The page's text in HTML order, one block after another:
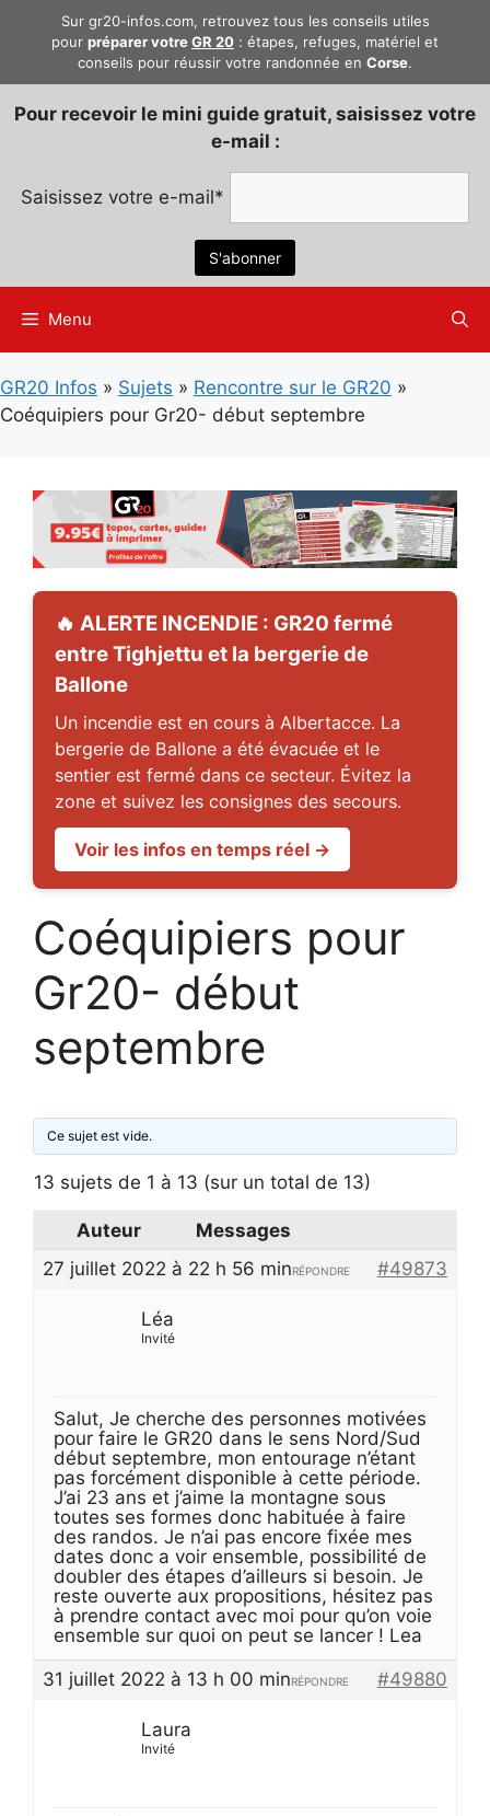
Sur gr20-infos.com, retrouvez tous les conseils utiles
pour préparer votreGR 20 : étapes, refuges, matériel et
conseils pour réussir votre randonnée en Corse.
Pour recevoir le mini guide gratuit, saisissez votre
e-mail :
Saisissez votre e-mail*
Menu
GR20 Infos » Sujets » Rencontre sur le GR20 »
Coéquipiers pour Gr20- début septembre
🔥 ALERTE INCENDIE : GR20 fermé
entre Tighjettu et la bergerie de
Ballone
Un incendie est en cours à Albertacce. La
bergerie de Ballone a été évacuée et le
sentier est fermé dans ce secteur. Évitez la
zone et suivez les consignes des secours.
Voir les infos en temps réel →
Coéquipiers pour
Gr20- début
septembre
Ce sujet est vide.
13 sujets de 1 à 13 (sur un total de 13)
Auteur
Messages
27 juillet 2022 à 22 h 56 min
#49873
RÉPONDRE
Léa
Invité
Salut, Je cherche des personnes motivées
pour faire le GR20 dans le sens Nord/Sud
début septembre, mon entourage n’étant
pas forcément disponible à cette période.
J’ai 23 ans et j’aime la montagne sous
toutes ses formes donc habituée à faire
des randos. Je n’ai pas encore fixée mes
dates donc a voir ensemble, possibilité de
doubler des étapes d’ailleurs si besoin. Je
reste ouverte aux propositions, hésitez pas
à prendre contact avec moi pour qu’on voie
ensemble sur quoi on peut se lancer ! Lea
31 juillet 2022 à 13 h 00 min
#49880
RÉPONDRE
Laura
Invité